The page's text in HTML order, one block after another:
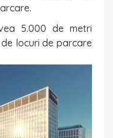
5.000 de metri
locuri de parcare